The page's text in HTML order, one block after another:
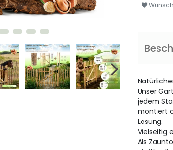
Unser
jedem
montiert
Lösung.
Vielseitig
Als